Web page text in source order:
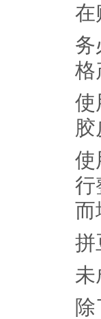
在
务
格
使
胶
使
行
而
拼
未